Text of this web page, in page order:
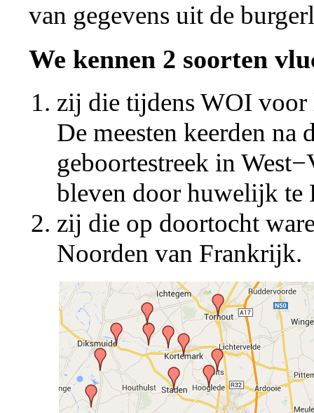
van gegevens uit de
We kennen 2 soorten
zij die tijdens WOI
De meesten keerden na
geboortestreek in West−
bleven door huwelijk te
zij die op doortocht
Noorden van Frankrijk.